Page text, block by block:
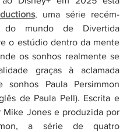
, uma série recém-
do mundo de Divertida
o estúdio dentro da mente
os sonhos realmente se
graças à aclamada
sonhos Paula Persimmon
de Paula Pell). Escrita e
Mike Jones e produzida por
a série de quatro